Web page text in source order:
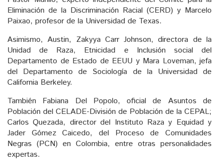
Eliminación de la Discriminación Racial (CERD) y Marcelo
Paixao, profesor de la Universidad de Texas.
Asimismo, Austin, Zakyya Carr Johnson, directora de la
Unidad de Raza, Etnicidad e Inclusión social del
Departamento de Estado de EEUU y Mara Loveman, jefa
del Departamento de Sociología de la Universidad de
California Berkeley.
También Fabiana Del Popolo, oficial de Asuntos de
Población del CELADE-División de Población de la CEPAL;
Carlos Quezada, director del Instituto Raza y Equidad y
Jader Gómez Caicedo, del Proceso de Comunidades
Negras (PCN) en Colombia, entre otras personalidades
expertas.